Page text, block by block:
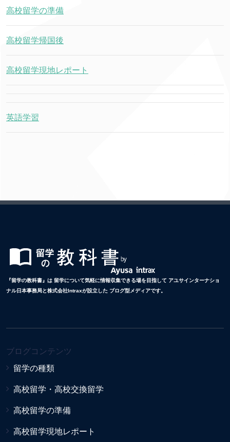
高校留学の準備
高校留学帰国後
高校留学現地レポート
英語学習
『留学の教科書』は 留学について気軽に情報収集できる場を目指して アユサインターナショ
ナル日本事務局と株式会社Intraxが設立した ブログ型メディアです。
ブログコンテンツ
留学の種類
高校留学・高校交換留学
高校留学の準備
高校留学現地レポート